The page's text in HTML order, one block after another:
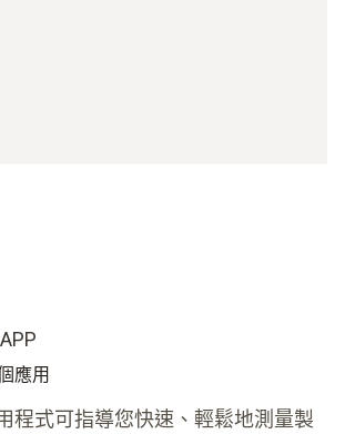
應用
程式可指導您快速、輕鬆地測量製